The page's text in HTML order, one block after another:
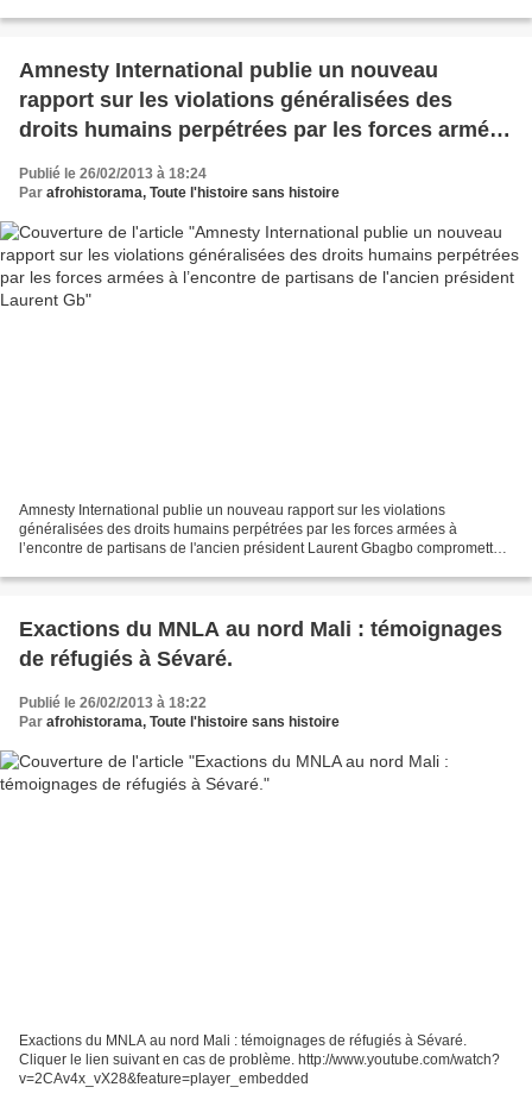
Amnesty International publie un nouveau
rapport sur les violations généralisées des
droits humains perpétrées par les forces armées
Laurent Gb
Publié le 26/02/2013 à 18:24
Par afrohistorama, Toute l'histoire sans histoire
Amnesty International publie un nouveau rapport sur les violations
généralisées des droits humains perpétrées par les forces armées à
l’encontre de partisans de l'ancien président Laurent Gbagbo compromettent
Exactions du MNLA au nord Mali : témoignages
de réfugiés à Sévaré.
Publié le 26/02/2013 à 18:22
Par afrohistorama, Toute l'histoire sans histoire
Exactions du MNLA au nord Mali : témoignages de réfugiés à Sévaré.
Cliquer le lien suivant en cas de problème. http://www.youtube.com/watch?
v=2CAv4x_vX28&feature=player_embedded